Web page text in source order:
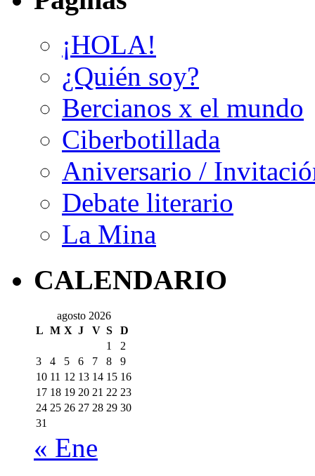
¡HOLA!
¿Quién soy?
Bercianos x el mundo
Ciberbotillada
Aniversario /
Debate literario
La Mina
CALENDARIO
agosto 2026
L M X J V S
D
1
2
3
4 5 6 7 8
9
10 11 12 13 14 15 16
17 18 19 20 21 22 23
24 25 26 27 28 29 30
31
« Ene